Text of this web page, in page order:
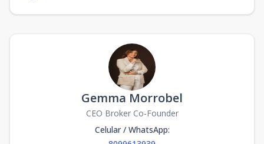
Gemma Morrobel
CEO Broker Co-Founder
Celular / WhatsApp: